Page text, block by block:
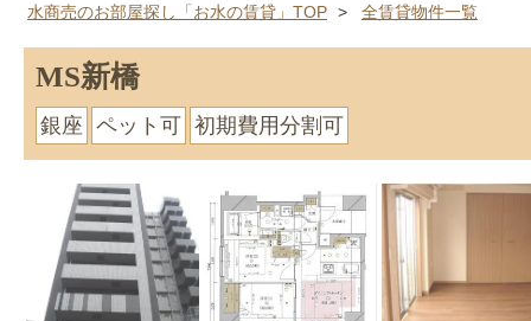
水商売のお部屋探し「お水の賃貸」TOP 全賃貸物件一覧
MS新橋
銀座 ペット可 初期費用分割可